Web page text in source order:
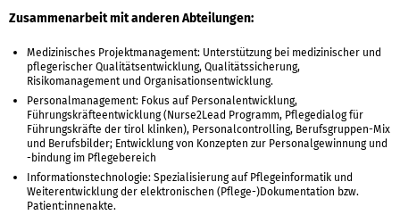
Zusammenarbeit mit anderen Abteilungen:
Medizinisches Projektmanagement: Unterstützung bei medizinischer und
pflegerischer Qualitätsentwicklung, Qualitätssicherung,
Risikomanagement und Organisationsentwicklung.
Personalmanagement: Fokus auf Personalentwicklung,
Führungskräfteentwicklung (Nurse2Lead Programm, Pflegedialog für
Führungskräfte der tirol klinken), Personalcontrolling, Berufsgruppen-Mix
und Berufsbilder; Entwicklung von Konzepten zur Personalgewinnung und
-bindung im Pflegebereich
Informationstechnologie: Spezialisierung auf Pflegeinformatik und
Weiterentwicklung der elektronischen (Pflege-)Dokumentation bzw.
Patient:innenakte.